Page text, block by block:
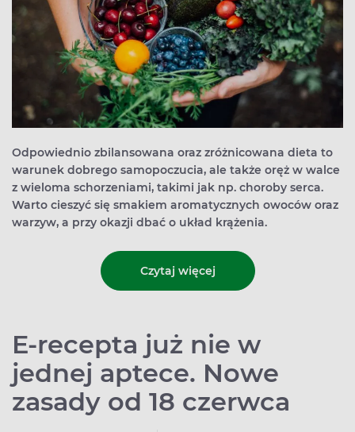
Odpowiednio zbilansowana oraz zróżnicowana dieta to
warunek dobrego samopoczucia, ale także oręż w walce
z wieloma schorzeniami, takimi jak np. choroby serca.
Warto cieszyć się smakiem aromatycznych owoców oraz
warzyw, a przy okazji dbać o układ krążenia.
Czytaj więcej
E‑recepta już nie w
jednej aptece. Nowe
zasady od 18 czerwca